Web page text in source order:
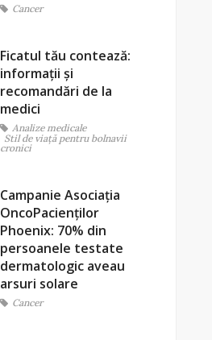
Cancer
Ficatul tău contează:
informații și
recomandări de la
medici
Analize medicale
Stil de viaţă pentru bolnavii
cronici
Campanie Asociația
OncoPacienților
Phoenix: 70% din
persoanele testate
dermatologic aveau
arsuri solare
Cancer